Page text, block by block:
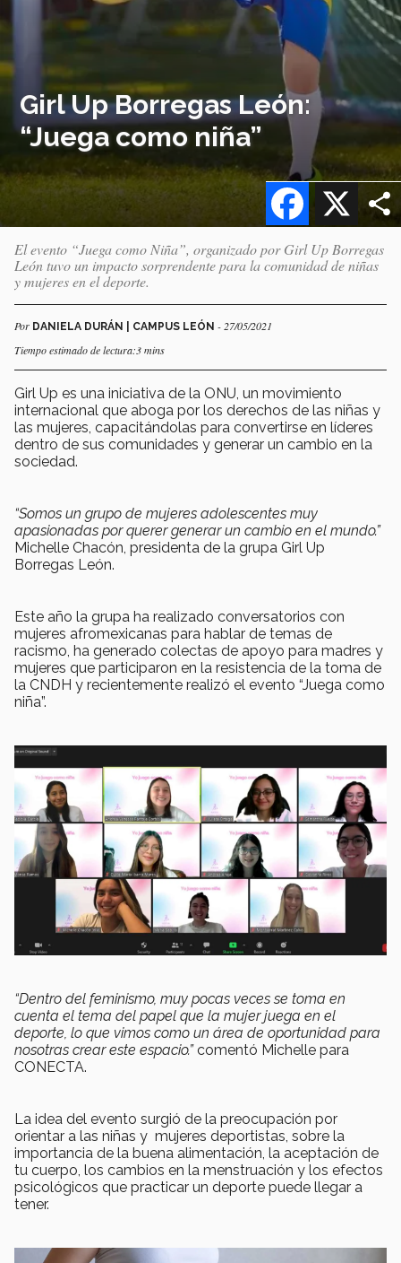
Girl Up Borregas León:
“Juega como niña”
X
Facebook
El evento “Juega como Niña”, organizado por Girl Up Borregas
León tuvo un impacto sorprendente para la comunidad de niñas
y mujeres en el deporte.
Por DANIELA DURÁN | CAMPUS LEÓN - 27/05/2021
Tiempo estimado de lectura:3 mins
Girl Up es una iniciativa de la ONU, un movimiento
internacional que aboga por los derechos de las niñas y
las mujeres, capacitándolas para convertirse en líderes
dentro de sus comunidades y generar un cambio en la
sociedad.
“Somos un grupo de mujeres adolescentes muy
apasionadas por querer generar un cambio en el mundo.”
Michelle Chacón, presidenta de la grupa Girl Up
Borregas León.
Este año la grupa ha realizado conversatorios con
mujeres afromexicanas para hablar de temas de
racismo, ha generado colectas de apoyo para madres y
mujeres que participaron en la resistencia de la toma de
la CNDH y recientemente realizó el evento “Juega como
niña”.
“Dentro del feminismo, muy pocas veces se toma en
cuenta el tema del papel que la mujer juega en el
deporte, lo que vimos como un área de oportunidad para
nosotras crear este espacio.”comentó Michelle para
CONECTA.
La idea del evento surgió de la preocupación por
orientar a las niñas y mujeres deportistas, sobre la
importancia de la buena alimentación, la aceptación de
tu cuerpo, los cambios en la menstruación y los efectos
psicológicos que practicar un deporte puede llegar a
tener.